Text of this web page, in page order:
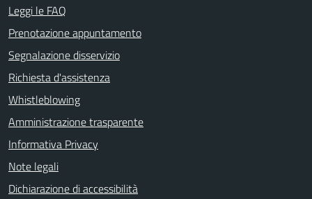
Leggi le FAQ
Prenotazione appuntamento
Segnalazione disservizio
Richiesta d'assistenza
Whistleblowing
Amministrazione trasparente
Informativa Privacy
Note legali
Dichiarazione di accessibilità